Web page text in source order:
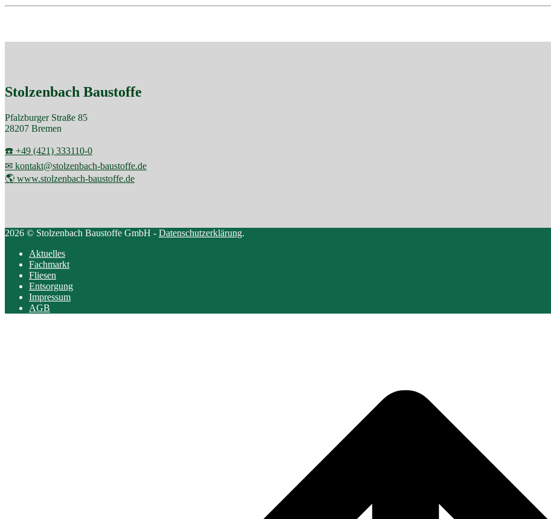
Stolzenbach Baustoffe
Pfalzburger Straße 85
28207 Bremen
☎️ +49 (421) 333110-0
✉ kontakt@stolzenbach-baustoffe.de
🌎 www.stolzenbach-baustoffe.de
2026 © Stolzenbach Baustoffe GmbH - Datenschutzerklärung.
Aktuelles
Fachmarkt
Fliesen
Entsorgung
Impressum
AGB